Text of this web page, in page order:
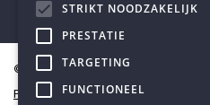
© Humanistisch Verbond 2026
Privacy
STRIKT NOODZAKELIJK
PRESTATIE
TARGETING
FUNCTIONEEL